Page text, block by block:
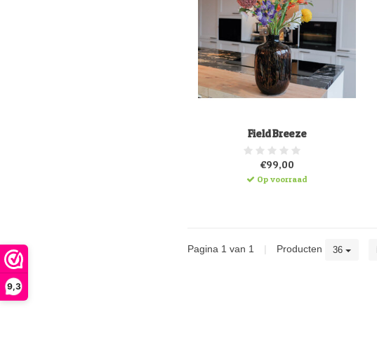
9,3
Field Breeze
€99,00
Op voorraad
Pagina 1 van 1 | Producten 36